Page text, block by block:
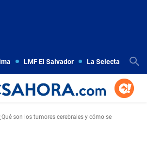
LMF El Salvador La Selecta
son los tumores cerebrales y cómo se